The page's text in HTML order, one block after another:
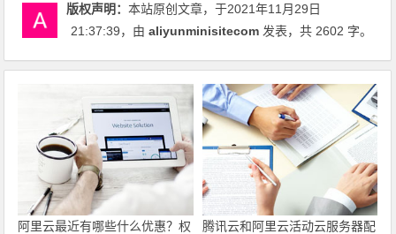
版权声明：本站原创文章，于2021年11月29日
21:37:39，由aliyunminisitecom 发表，共 2602 字。
阿里云最近有哪些什么优惠？权
腾讯云和阿里云活动云服务器配